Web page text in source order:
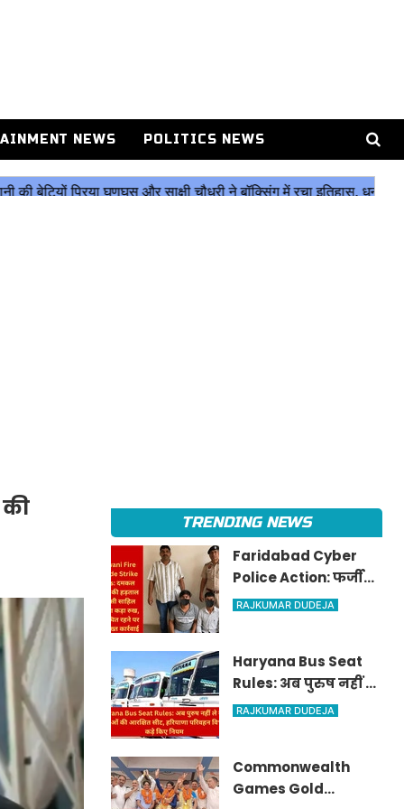
NEWS POLITICS NEWS
TRENDING NEWS
Faridabad Cyber
Police Action: फर्जी
महिला प्रोफाइल बनाकर
जुड़े तार
RAJKUMAR DUDEJA
Haryana Bus Seat
Rules: अब पुरुष नहीं ले
सकेंगे महिलाओं की
किए नियम
RAJKUMAR DUDEJA
Commonwealth
Games Gold